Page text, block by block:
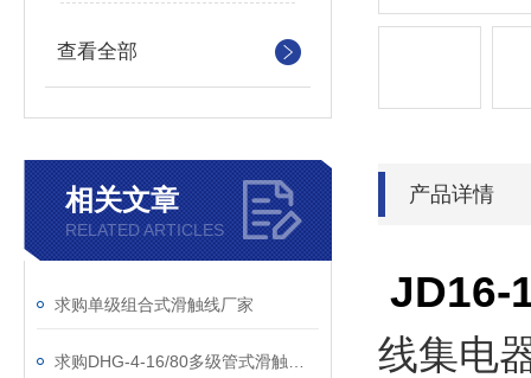
查看全部
相关文章
RELATED ARTICLES
求购单级组合式滑触线厂家
产品详情
JD16-
线集电